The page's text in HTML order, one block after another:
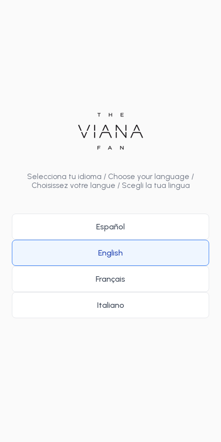
Selecciona tu idioma / Choose your language /
Choisissez votre langue / Scegli la tua lingua
Español
English
Français
Italiano